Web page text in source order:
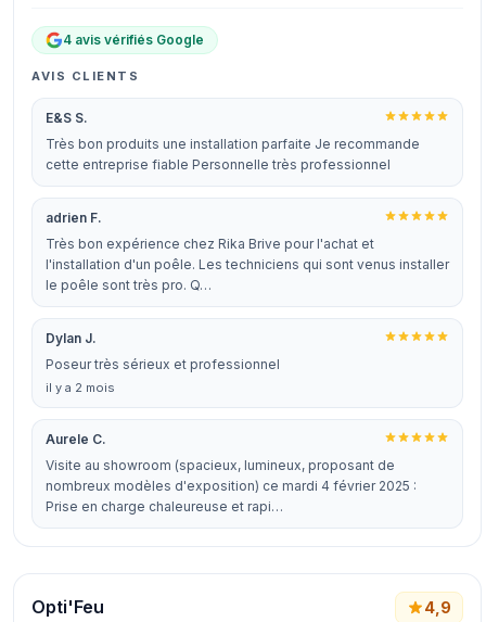
4 avis vérifiés Google
AVIS CLIENTS
E&S S.
Très bon produits une installation parfaite Je recommande
cette entreprise fiable Personnelle très professionnel
adrien F.
Très bon expérience chez Rika Brive pour l'achat et
l'installation d'un poêle. Les techniciens qui sont venus installer
le poêle sont très pro. Q…
Dylan J.
Poseur très sérieux et professionnel
il y a 2 mois
Aurele C.
Visite au showroom (spacieux, lumineux, proposant de
nombreux modèles d'exposition) ce mardi 4 février 2025 :
Prise en charge chaleureuse et rapi…
Opti'Feu 4,9